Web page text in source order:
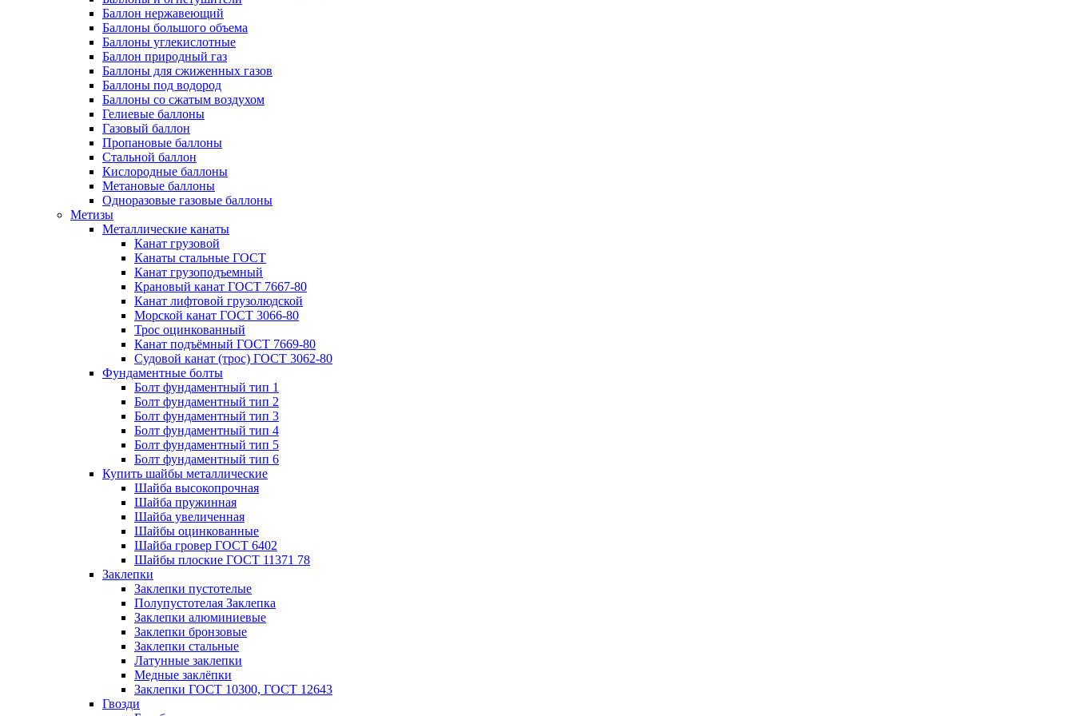
Баллон нержавеющий
Баллоны большого объема
Баллоны углекислотные
Баллон природный газ
Баллоны для сжиженных газов
Баллоны под водород
Баллоны со сжатым воздухом
Гелиевые баллоны
Газовый баллон
Пропановые баллоны
Стальной баллон
Кислородные баллоны
Метановые баллоны
Одноразовые газовые баллоны
Метизы
Металлические канаты
Канат грузовой
Канаты стальные ГОСТ
Канат грузоподъемный
Крановый канат ГОСТ 7667-80
Канат лифтовой грузолюдской
Морской канат ГОСТ 3066-80
Трос оцинкованный
Канат подъёмный ГОСТ 7669-80
Судовой канат (трос) ГОСТ 3062-80
Фундаментные болты
Болт фундаментный тип 1
Болт фундаментный тип 2
Болт фундаментный тип 3
Болт фундаментный тип 4
Болт фундаментный тип 5
Болт фундаментный тип 6
Купить шайбы металлические
Шайба высокопрочная
Шайба пружинная
Шайба увеличенная
Шайбы оцинкованные
Шайба гровер ГОСТ 6402
Шайбы плоские ГОСТ 11371 78
Заклепки
Заклепки пустотелые
Полупустотелая Заклепка
Заклепки алюминиевые
Заклепки бронзовые
Заклепки стальные
Латунные заклепки
Медные заклёпки
Заклепки ГОСТ 10300, ГОСТ 12643
Гвозди